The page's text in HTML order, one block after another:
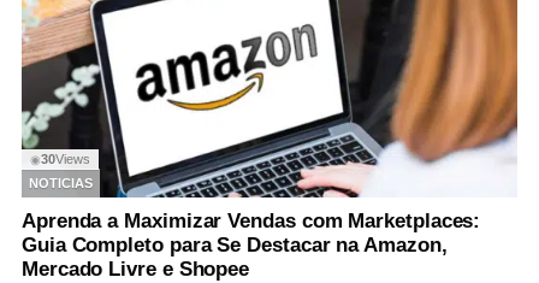
◉30Views
NOTICIAS
Aprenda a Maximizar Vendas com Marketplaces:
Guia Completo para Se Destacar na Amazon,
Mercado Livre e Shopee